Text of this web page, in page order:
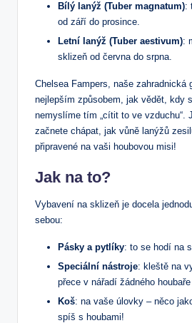
Bílý lanýž (Tuber magnatum):
od září do prosince.
Letní lanýž (Tuber aestivum):
sklizeň od června do srpna.
Chelsea Fampers, naše zahradnická
nejlepším způsobem, jak vědět, kdy
nemyslíme tím „cítit to ve vzduchu“.
začnete chápat, jak vůně lanýžů
připravené na vaši houbovou misi!
Jak na to?
Vybavení na sklizeň je docela
sebou:
Pásky a pytlíky: to se hodí na
Speciální nástroje: kleště na
přece v nářadí žádného
Koš: na vaše úlovky – něco
spíš s houbami!